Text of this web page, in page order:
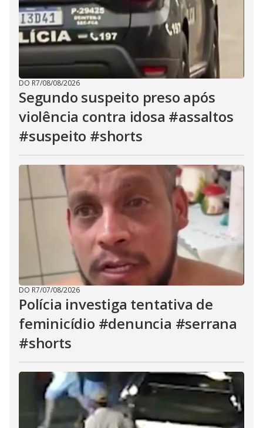
DO R7/08/08/2026
Segundo suspeito preso após
violência contra idosa #assaltos
#suspeito #shorts
DO R7/07/08/2026
Polícia investiga tentativa de
feminicídio #denuncia #serrana
#shorts